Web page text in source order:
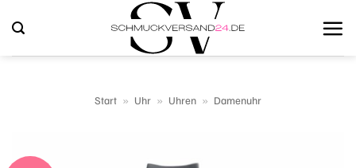
Inhalt
springen
Start » Uhr » Uhren » Damenuhr